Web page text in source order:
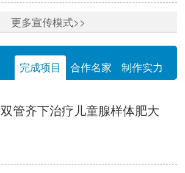
更多宣传模式>>
完成项目 合作名家 制作实力
双管齐下治疗儿童腺样体肥大